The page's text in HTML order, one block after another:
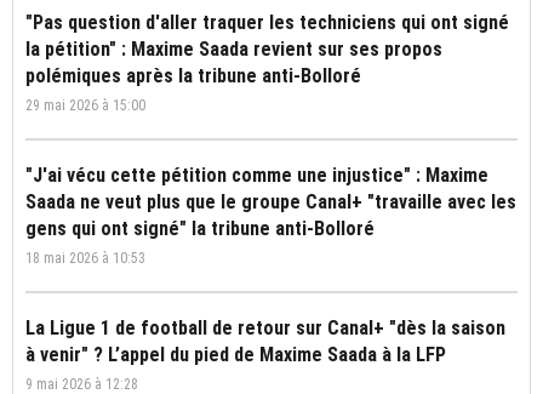
"Pas question d'aller traquer les techniciens qui ont signé
la pétition" : Maxime Saada revient sur ses propos
polémiques après la tribune anti-Bolloré
29 mai 2026 à 15:00
"J'ai vécu cette pétition comme une injustice" : Maxime
Saada ne veut plus que le groupe Canal+ "travaille avec les
gens qui ont signé" la tribune anti-Bolloré
18 mai 2026 à 10:53
La Ligue 1 de football de retour sur Canal+ "dès la saison
à venir" ? L’appel du pied de Maxime Saada à la LFP
9 mai 2026 à 12:28